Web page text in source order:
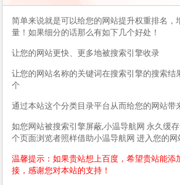
简单来说就是可以给您的网站提升权重排名，
量！如果细分的话那么有如下几个好处！
让您的网站更快、更多地被搜索引擎收录
让您的网站名称的关键词在搜索引擎的搜索结
个
通过本站这个分类目录平台从而给您的网站带
如您网站被搜索引擎屏蔽,小温导航网 永久缓
个页面浏览者照样借助小温导航网 进入您的网
温馨提示：如果贵站想上百度，希望贵站能添
接，感谢您对本站的支持！